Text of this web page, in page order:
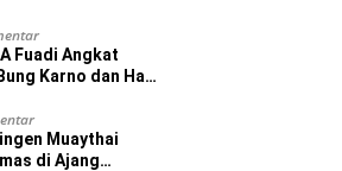
Fuadi Angkat
Karno dan Haji
Muaythai
di Ajang